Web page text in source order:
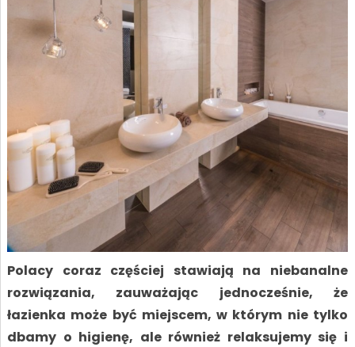
Polacy coraz częściej stawiają na niebanalne
rozwiązania, zauważając jednocześnie, że
łazienka może być miejscem, w którym nie tylko
dbamy o higienę, ale również relaksujemy się i